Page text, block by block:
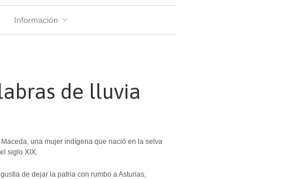
Información
de lluvia
una mujer indígena que nació en la selva
siglo XIX.
de dejar la patria con rumbo a Asturias,